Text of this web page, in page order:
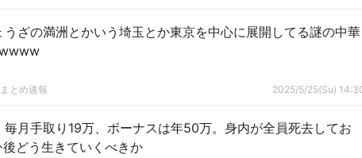
うざの満洲とかいう埼玉とか東京を中心に展開してる謎の中華
とめ速報 2025/5/25(Su)
月手取り19万、ボーナスは年50万。身内が全員死去してお
どう生きていくべきか